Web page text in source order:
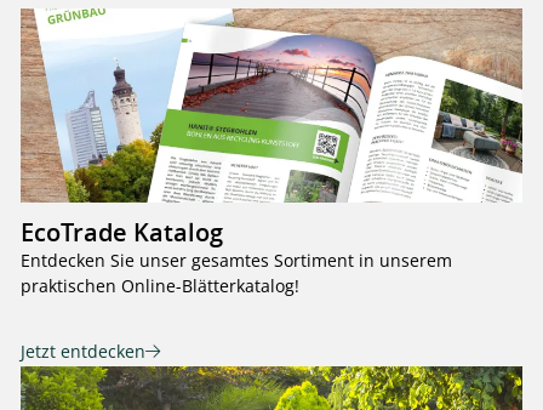
EcoTrade Katalog
Entdecken Sie unser gesamtes Sortiment in unserem
praktischen Online-Blätterkatalog!
Jetzt entdecken